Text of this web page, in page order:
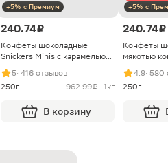
+5% с Премиум
240.74 ₽
Конфеты шоколадные
Snickers Minis с карамелью
арахисом и нугой
5· 416 отзывов
250г
962.99 ₽ · 1кг
В корзину
+5% с
240.74 ₽
Конфеты
мякотью
4.9· 580
250г